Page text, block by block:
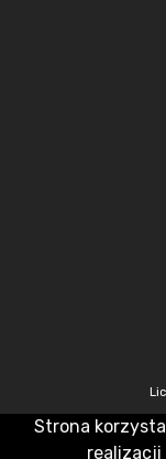
Strona
realizacji